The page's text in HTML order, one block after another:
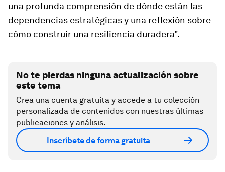
una profunda comprensión de dónde están las
dependencias estratégicas y una reflexión sobre
cómo construir una resiliencia duradera".
No te pierdas ninguna actualización sobre
este tema
Crea una cuenta gratuita y accede a tu colección
personalizada de contenidos con nuestras últimas
publicaciones y análisis.
Inscríbete de forma gratuita